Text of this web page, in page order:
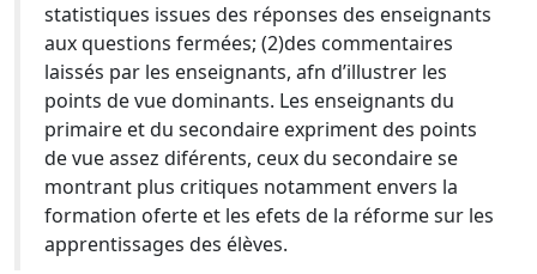
statistiques issues des réponses des enseignants
aux questions fermées; (2)des commentaires
laissés par les enseignants, afn d’illustrer les
points de vue dominants. Les enseignants du
primaire et du secondaire expriment des points
de vue assez diférents, ceux du secondaire se
montrant plus critiques notamment envers la
formation oferte et les efets de la réforme sur les
apprentissages des élèves.